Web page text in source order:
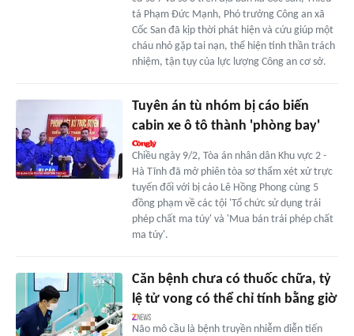
tá Phạm Đức Mạnh, Phó trưởng Công an xã
Cốc San đã kịp thời phát hiện và cứu giúp một
cháu nhỏ gặp tai nạn, thể hiện tinh thần trách
nhiệm, tận tụy của lực lượng Công an cơ sở.
Tuyên án tù nhóm bị cáo biến
cabin xe ô tô thành 'phòng bay'
Chiều ngày 9/2, Tòa án nhân dân Khu vực 2 -
Hà Tĩnh đã mở phiên tòa sơ thẩm xét xử trực
tuyến đối với bị cáo Lê Hồng Phong cùng 5
đồng phạm về các tội 'Tổ chức sử dụng trái
phép chất ma túy' và 'Mua bán trái phép chất
ma túy'.
Căn bệnh chưa có thuốc chữa, tỷ
lệ tử vong có thể chỉ tính bằng giờ
Não mô cầu là bệnh truyền nhiễm diễn tiến